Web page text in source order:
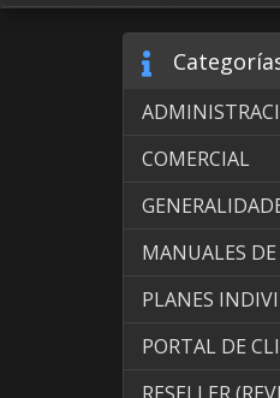
COMERCIAL
PLANES
PORTAL DE